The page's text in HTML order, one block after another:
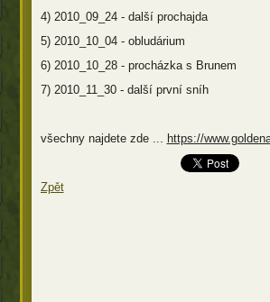
4) 2010_09_24 - další prochajda
5) 2010_10_04 - obludárium
6) 2010_10_28 - procházka s Brunem
7) 2010_11_30 - další první sníh
všechny najdete zde ... https://
Zpět